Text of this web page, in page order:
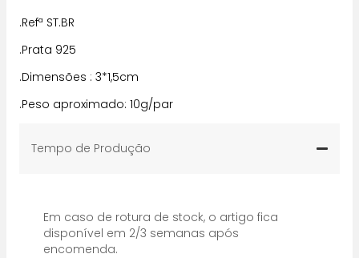
.Refª ST.BR
.Prata 925
.Dimensões : 3*1,5cm
.Peso aproximado: 10g/par
Tempo de Produção
Em caso de rotura de stock, o artigo fica
disponível em 2/3 semanas após
encomenda.